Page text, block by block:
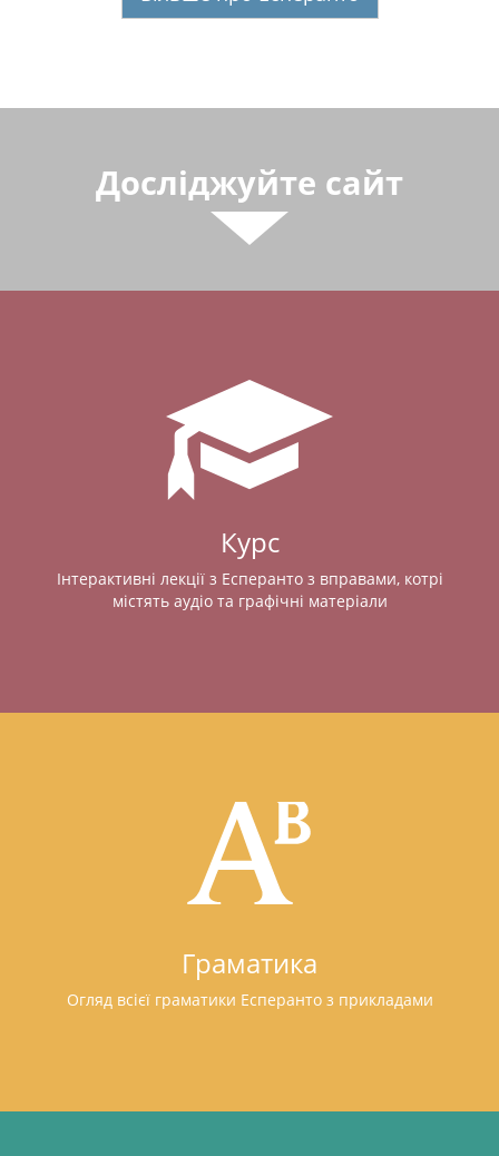
Досліджуйте сайт
Курс
Інтерактивні лекції з Есперанто з вправами, котрі
містять аудіо та графічні матеріали
Граматика
Огляд всієї граматики Есперанто з прикладами